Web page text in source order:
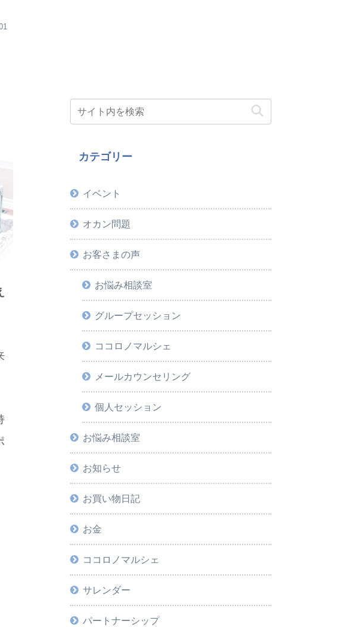
カテゴリー
イベント
オカン問題
お客さまの声
お悩み相談室
グループセッション
ココロノマルシェ
メールカウンセリング
個人セッション
お悩み相談室
お知らせ
お買い物日記
お金
ココロノマルシェ
サレンダー
パートナーシップ